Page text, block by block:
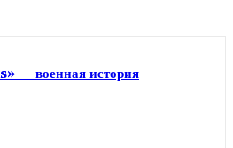
— военная история